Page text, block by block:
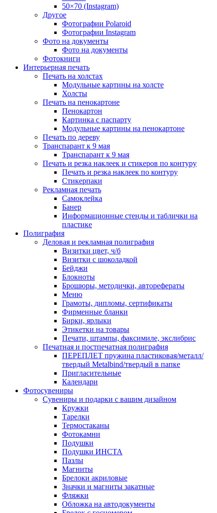
50×70 (Instagram)
Другое
Фотографии Polaroid
Фотографии Instagram
Фото на документы
Фото на документы
Фотокниги
Интерьерная печать
Печать на холстах
Модульные картины на холсте
Холсты
Печать на пенокартоне
Пенокартон
Картинка с паспарту
Модульные картины на пенокартоне
Печать по дереву
Транспарант к 9 мая
Транспарант к 9 мая
Печать и резка наклеек и стикеров по контуру
Печать и резка наклеек по контуру
Стикерпаки
Рекламная печать
Самоклейка
Банер
Информационные стенды и таблички на
пластике
Полиграфия
Деловая и рекламная полиграфия
Визитки цвет, ч/б
Визитки с шоколадкой
Бейджи
Блокноты
Брошюры, методички, авторефераты
Меню
Грамоты, дипломы, сертификаты
Фирменные бланки
Бирки, ярлыки
Этикетки на товары
Печати, штампы, факсимиле, экслибрис
Печатная и постпечатная полиграфия
ПЕРЕПЛЕТ пружина пластиковая/металл/
твердый Metalbind/твердый в папке
Пригласительные
Календари
Фотосувениры
Сувениры и подарки с вашим дизайном
Кружки
Тарелки
Термостаканы
Фотокамни
Подушки
Подушки ИНСТА
Пазлы
Магниты
Брелоки акриловые
Значки и магниты закатные
Фляжки
Обложка на автодокументы